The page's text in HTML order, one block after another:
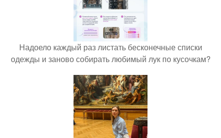
Надоело каждый раз листать бесконечные списки
одежды и заново собирать любимый лук по кусочкам?